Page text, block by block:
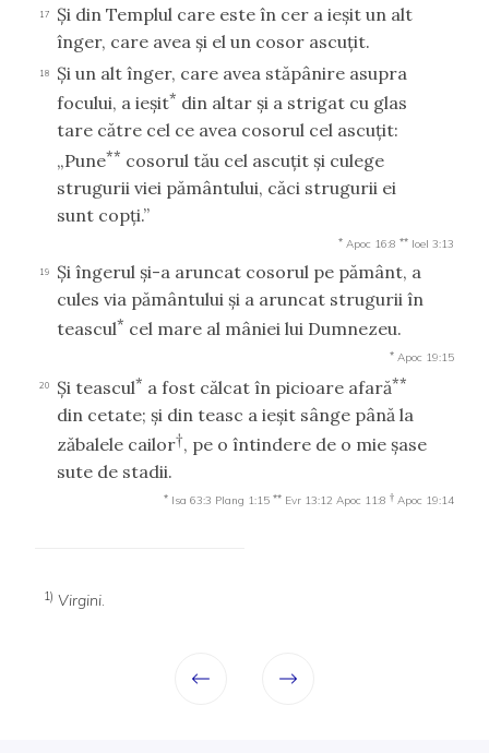
17
Şi din Templul care este în cer a ieşit un alt
înger, care avea şi el un cosor ascuţit.
18
Şi un alt înger, care avea stăpânire asupra
focului, a ieşit* din altar şi a strigat cu glas
tare către cel ce avea cosorul cel ascuţit:
„Pune** cosorul tău cel ascuţit şi culege
strugurii viei pământului, căci strugurii ei
sunt copţi.”
* Apoc 16:8 ** Ioel 3:13
19
Şi îngerul şi-a aruncat cosorul pe pământ, a
cules via pământului şi a aruncat strugurii în
teascul* cel mare al mâniei lui Dumnezeu.
* Apoc 19:15
20 Şi teascul* a fost călcat în picioare afară**
din cetate; şi din teasc a ieşit sânge până la
zăbalele cailor†, pe o întindere de o mie şase
sute de stadii.
* Isa 63:3 Plang 1:15 ** Evr 13:12 Apoc 11:8 † Apoc 19:14
1) Virgini.